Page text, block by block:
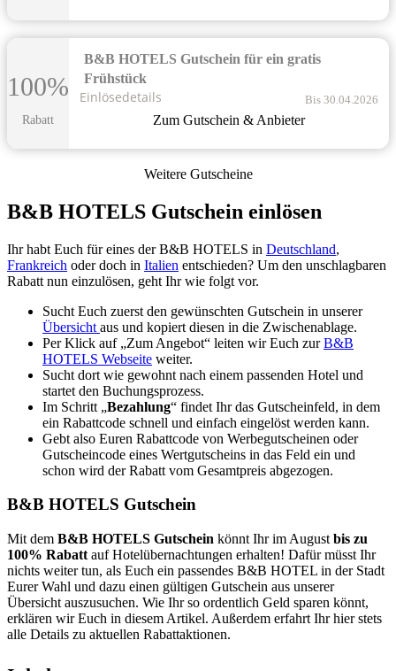
100%
Rabatt
B&B HOTELS Gutschein für ein gratis
Frühstück
Zum Gutschein & Anbieter
Bis 30.04.2026
Einlösedetails
Weitere Gutscheine
B&B HOTELS Gutschein einlösen
Ihr habt Euch für eines der B&B HOTELS in Deutschland,
Frankreich oder doch in Italien entschieden? Um den unschlagbaren
Rabatt nun einzulösen, geht Ihr wie folgt vor.
Sucht Euch zuerst den gewünschten Gutschein in unserer
Übersicht aus und kopiert diesen in die Zwischenablage.
Per Klick auf „Zum Angebot“ leiten wir Euch zurB&B
HOTELS Webseite weiter.
Sucht dort wie gewohnt nach einem passenden Hotel und
startet den Buchungsprozess.
Im Schritt „Bezahlung“ findet Ihr das Gutscheinfeld, in dem
ein Rabattcode schnell und einfach eingelöst werden kann.
Gebt also Euren Rabattcode von Werbegutscheinen oder
Gutscheincode eines Wertgutscheins in das Feld ein und
schon wird der Rabatt vom Gesamtpreis abgezogen.
B&B HOTELS Gutschein
Mit dem B&B HOTELS Gutschein könnt Ihr im August bis zu
100% Rabatt auf Hotelübernachtungen erhalten! Dafür müsst Ihr
nichts weiter tun, als Euch ein passendes B&B HOTEL in der Stadt
Eurer Wahl und dazu einen gültigen Gutschein aus unserer
Übersicht auszusuchen. Wie Ihr so ordentlich Geld sparen könnt,
erklären wir Euch in diesem Artikel. Außerdem erfahrt Ihr hier stets
alle Details zu aktuellen Rabattaktionen.